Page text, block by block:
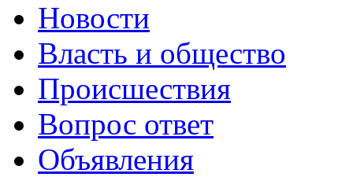
Новости
Власть и общество
Происшествия
Вопрос ответ
Объявления